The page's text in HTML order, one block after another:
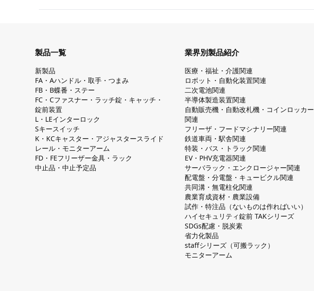
製品一覧
新製品
FA・Aハンドル・取手・つまみ
FB・B蝶番・ステー
FC・Cファスナー・ラッチ錠・キャッチ・
錠前装置
L・LEインターロック
Sキースイッチ
K・KCキャスター・アジャスタースライド
レール・モニターアーム
FD・FEフリーザー金具・ラック
中止品・中止予定品
業界別製品紹介
医療・福祉・介護関連
ロボット・自動化装置関連
二次電池関連
半導体製造装置関連
自動販売機・自動改札機・コインロッカー
関連
フリーザ・フードマシナリー関連
鉄道車両・駅舎関連
特装・バス・トラック関連
EV・PHV充電器関連
サーバラック・エンクロージャー関連
配電盤・分電盤・キュービクル関連
共同溝・無電柱化関連
農業育成資材・農業設備
試作・特注品（ないものは作ればいい）
ハイセキュリティ錠前 TAKシリーズ
SDGs配慮・脱炭素
省力化製品
staffシリーズ（可搬ラック）
モニターアーム